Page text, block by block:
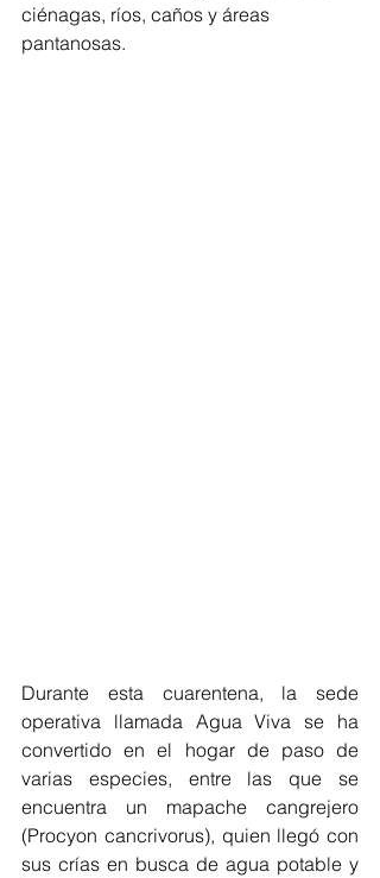
ciénagas, ríos, caños y áreas
pantanosas.
Durante esta cuarentena, la sede
operativa llamada Agua Viva se ha
convertido en el hogar de paso de
varias especies, entre las que se
encuentra un mapache cangrejero
(Procyon cancrivorus), quien llegó con
sus crías en busca de agua potable y